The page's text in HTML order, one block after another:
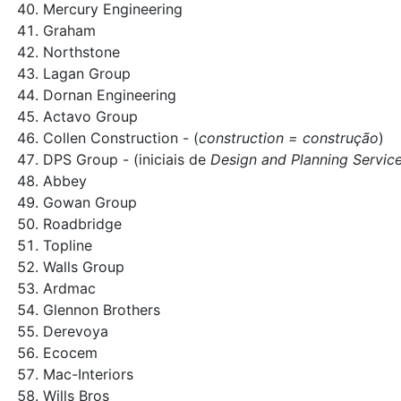
Mercury Engineering
Graham
Northstone
Lagan Group
Dornan Engineering
Actavo Group
Collen Construction - (construction = construção)
DPS Group - (iniciais de Design and Planning
Abbey
Gowan Group
Roadbridge
Topline
Walls Group
Ardmac
Glennon Brothers
Derevoya
Ecocem
Mac-Interiors
Wills Bros